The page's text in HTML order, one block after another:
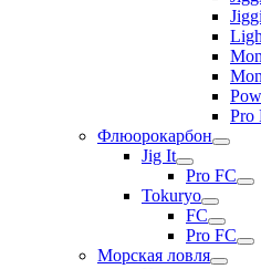
Pro
Флюорокарбон
Jig It
Pro FC
Tokuryo
FC
Pro FC
Морская ловля